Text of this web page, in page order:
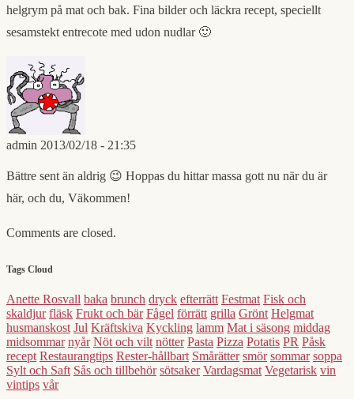
helgrym på mat och bak. Fina bilder och läckra recept, speciellt
sesamstekt entrecote med udon nudlar 🙂
admin 2013/02/18 - 21:35
Bättre sent än aldrig 😉 Hoppas du hittar massa gott nu när du är
här, och du, Väkommen!
Comments are closed.
Tags Cloud
Anette Rosvall baka brunch dryck efterrätt Festmat Fisk och
skaldjur fläsk Frukt och bär Fågel förrätt grilla Grönt Helgmat
husmanskost Jul Kräftskiva Kyckling lamm Mat i säsong middag
midsommar nyår Nöt och vilt nötter Pasta Pizza Potatis PR Påsk
recept Restaurangtips Rester-hållbart Smårätter smör sommar soppa
Sylt och Saft Sås och tillbehör sötsaker Vardagsmat Vegetarisk vin
vintips vår